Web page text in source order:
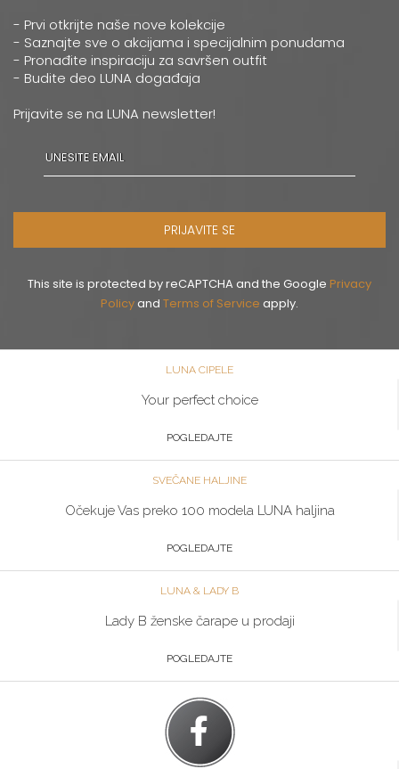
- Prvi otkrijte naše nove kolekcije
- Saznajte sve o akcijama i specijalnim ponudama
- Pronađite inspiraciju za savršen outfit
- Budite deo LUNA događaja
Prijavite se na LUNA newsletter!
PRIJAVITE SE
This site is protected by reCAPTCHA and the Google Privacy
Policyand Terms of Service apply.
LUNA CIPELE
Your perfect choice
POGLEDAJTE
SVEČANE HALJINE
Očekuje Vas preko 100 modela LUNA haljina
POGLEDAJTE
LUNA & LADY B
Lady B ženske čarape u prodaji
POGLEDAJTE